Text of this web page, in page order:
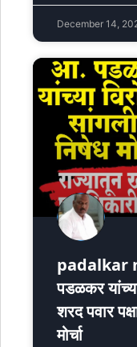
December 14,
padalkar
पडळकर यांच्या
शरद पवार
मोर्चा